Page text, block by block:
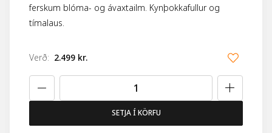
ferskum blóma- og ávaxtailm. Kynþokkafullur og
tímalaus.
Verð: 2.499 kr.
SETJA Í KÖRFU